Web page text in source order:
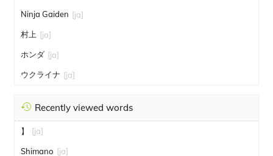
Ninja Gaiden [ja]
村上 [ja]
ホンダ [ja]
ウクライナ [ja]
Recently viewed words
】 [ja]
Shimano [ja]